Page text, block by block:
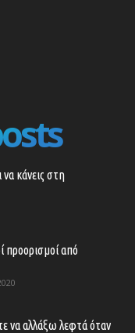
κάνεις στη
προορισμοί από
να αλλάξω λεφτά όταν